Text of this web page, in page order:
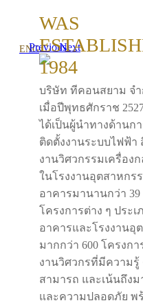
ENGPreviousNext
WAS
1984
บริษัท ทีคอนสยาม จำ
เมื่อปีพุทธศักราช
ได้เป็นผู้นำทางด้านก
ติดตั้งงานระบบไฟฟ้า
งานวิศวกรรมเครื่อง
ในโรงงานอุตสาหกร
อาคารมานานกว่า
โครงการต่าง ๆ ประเ
อาคารและโรงงานอุ
มากกว่า 600 โครงก
งานวิศวกรที่มีความรู้
สามารถ และเน้นถึง
และความปลอดภัย พ